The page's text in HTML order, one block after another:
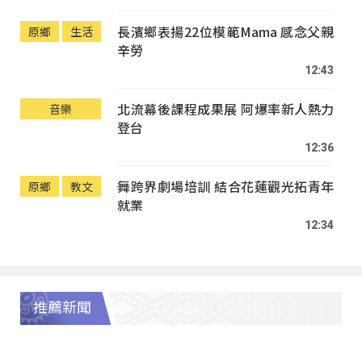
原鄉 生活
長濱鄉表揚22位模範Mama 感念父親
辛勞
12:43
音樂
北流幕後課程成果展 阿爆率新人熱力
登台
12:36
原鄉 教文
舞跨界劇場培訓 結合花蓮觀光拓青年
就業
12:34
推薦新聞